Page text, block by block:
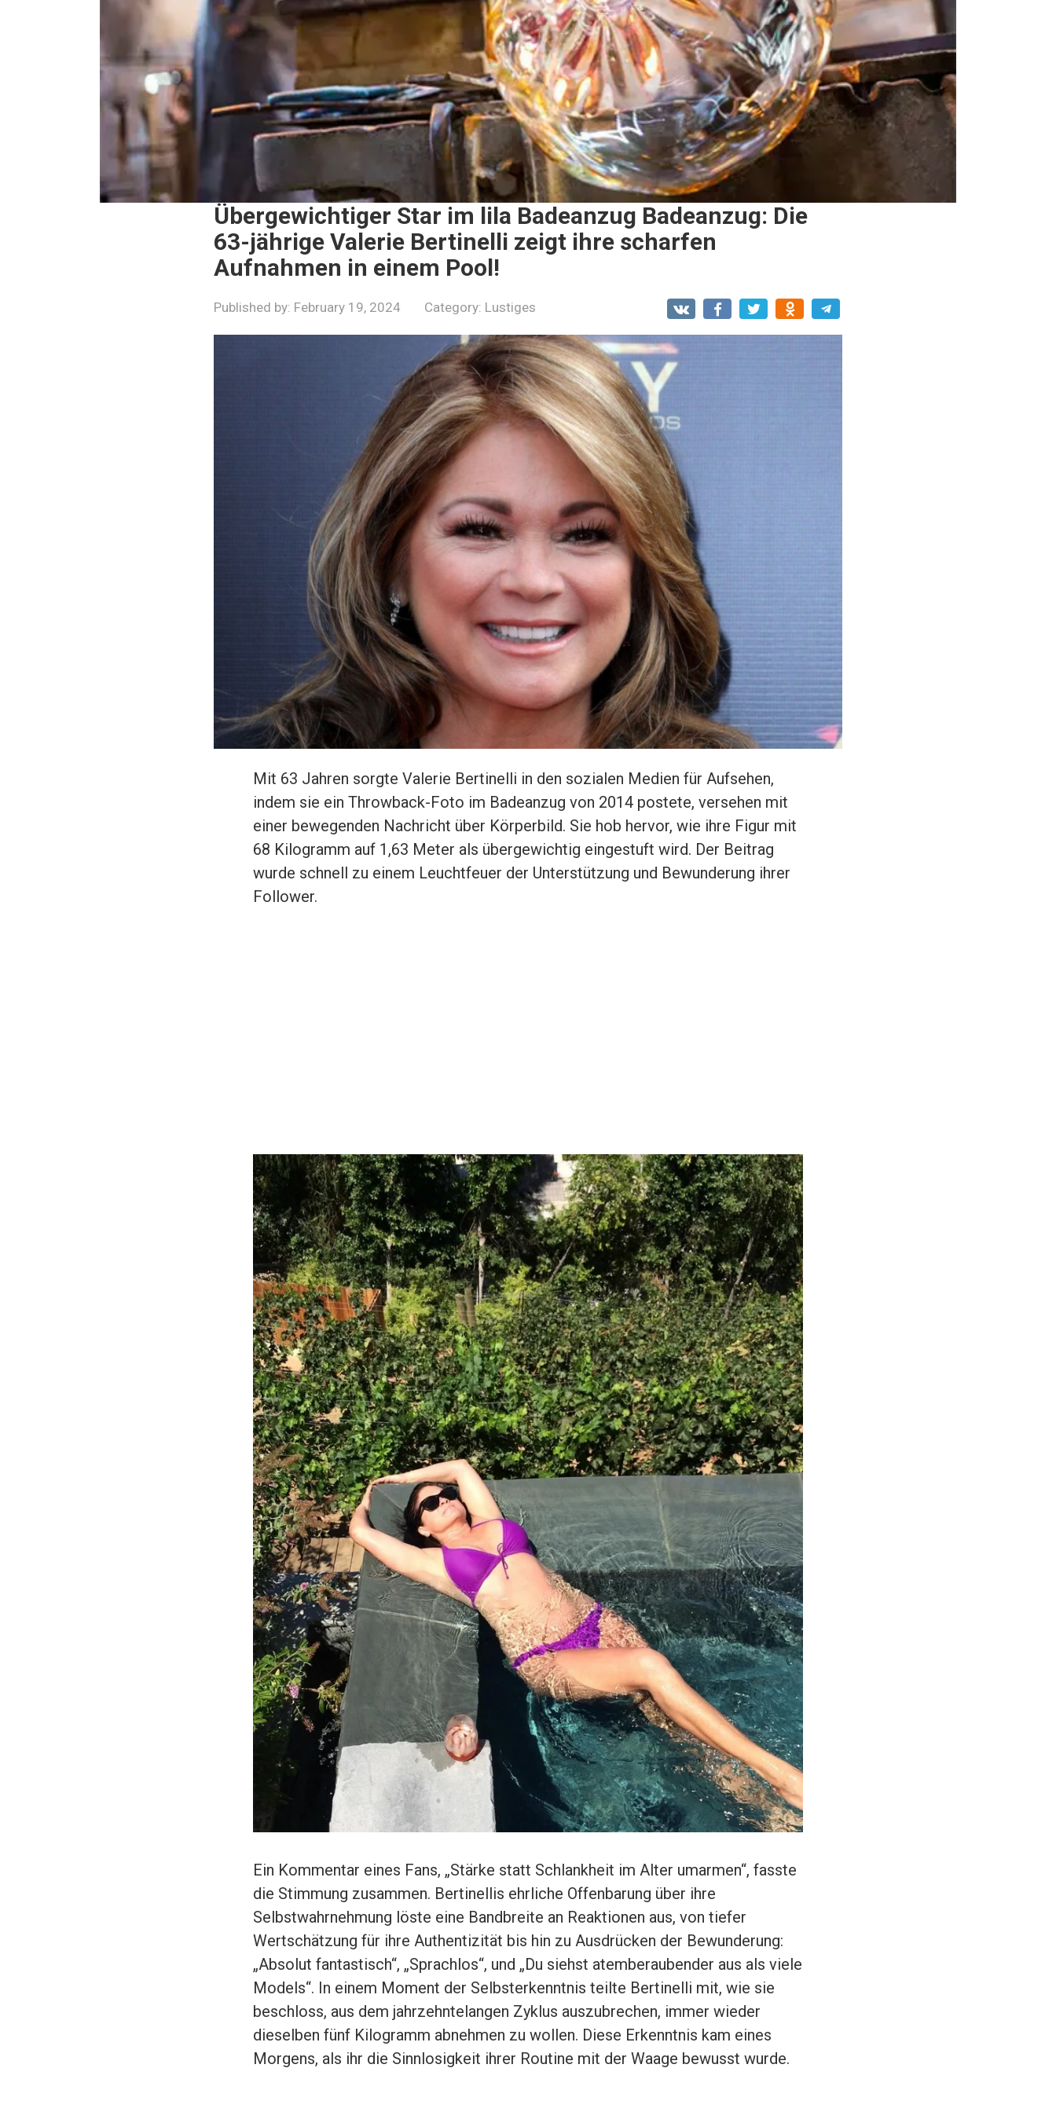
Übergewichtiger Star im lila Badeanzug Badeanzug: Die
63-jährige Valerie Bertinelli zeigt ihre scharfen
Aufnahmen in einem Pool!
Published by: February 19, 2024 Category: Lustiges
Mit 63 Jahren sorgte Valerie Bertinelli in den sozialen Medien für Aufsehen,
indem sie ein Throwback-Foto im Badeanzug von 2014 postete, versehen mit
einer bewegenden Nachricht über Körperbild. Sie hob hervor, wie ihre Figur mit
68 Kilogramm auf 1,63 Meter als übergewichtig eingestuft wird. Der Beitrag
wurde schnell zu einem Leuchtfeuer der Unterstützung und Bewunderung ihrer
Follower.
Ein Kommentar eines Fans, „Stärke statt Schlankheit im Alter umarmen“, fasste
die Stimmung zusammen. Bertinellis ehrliche Offenbarung über ihre
Selbstwahrnehmung löste eine Bandbreite an Reaktionen aus, von tiefer
Wertschätzung für ihre Authentizität bis hin zu Ausdrücken der Bewunderung:
„Absolut fantastisch“, „Sprachlos“, und „Du siehst atemberaubender aus als viele
Models“. In einem Moment der Selbsterkenntnis teilte Bertinelli mit, wie sie
beschloss, aus dem jahrzehntelangen Zyklus auszubrechen, immer wieder
dieselben fünf Kilogramm abnehmen zu wollen. Diese Erkenntnis kam eines
Morgens, als ihr die Sinnlosigkeit ihrer Routine mit der Waage bewusst wurde.